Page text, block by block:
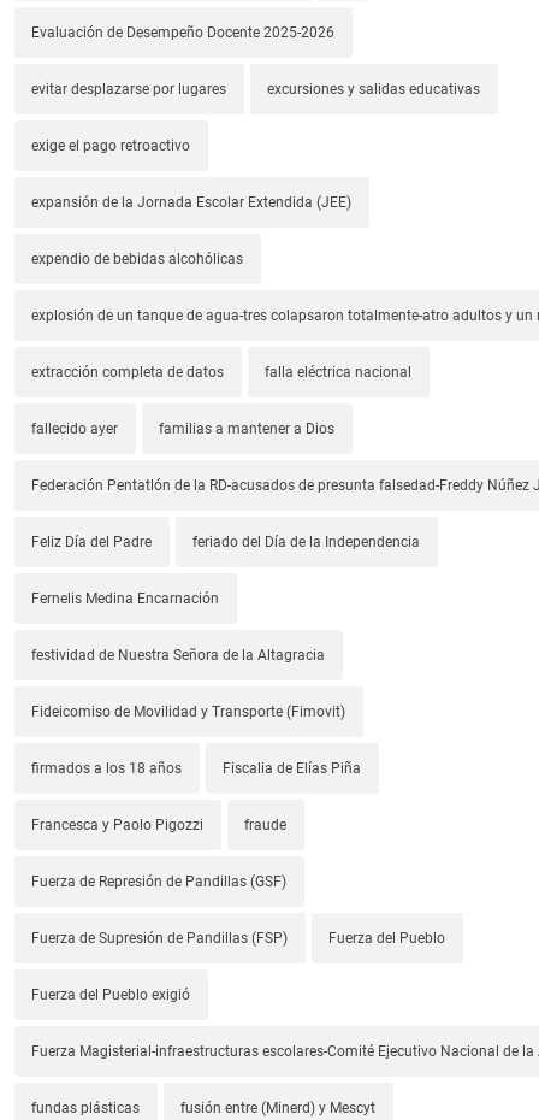
Evaluación de Desempeño Docente 2025-2026
evitar desplazarse por lugares excursiones y salidas educativas
exige el pago retroactivo
expansión de la Jornada Escolar Extendida (JEE)
expendio de bebidas alcohólicas
explosión de un tanque de agua-tres colapsaron totalmente-atro adultos y un
extracción completa de datos falla eléctrica nacional
fallecido ayer familias a mantener a Dios
Federación Pentatlón de la RD-acusados de presunta falsedad-Freddy Núñez
Feliz Día del Padre feriado del Día de la Independencia
Fernelis Medina Encarnación
festividad de Nuestra Señora de la Altagracia
Fideicomiso de Movilidad y Transporte (Fimovit)
firmados a los 18 años Fiscalia de Elías Piña
Francesca y Paolo Pigozzi fraude
Fuerza de Represión de Pandillas (GSF)
Fuerza de Supresión de Pandillas (FSP) Fuerza del Pueblo
Fuerza del Pueblo exigió
Fuerza Magisterial-infraestructuras escolares-Comité Ejecutivo Nacional de la
fundas plásticas fusión entre (Minerd) y Mescyt